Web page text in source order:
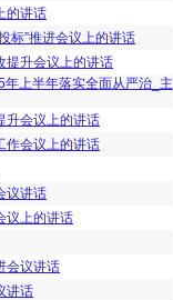
的讲话
标”推进会议上的讲话
提升会议上的讲话
上半年落实全面从严治_主
升会议上的讲话
作会议上的讲话
议讲话
议上的讲话
会议讲话
讲话